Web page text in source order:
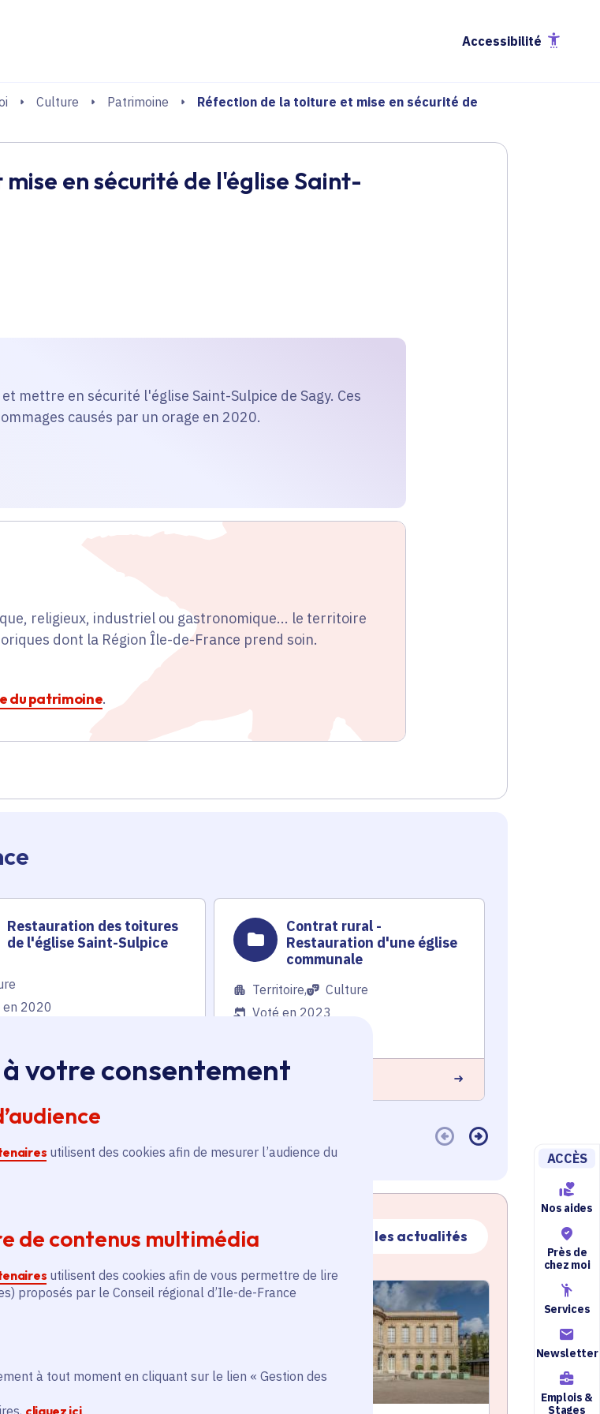
à votre consentement
utilisent des cookies afin de mesurer l’audience du
de contenus multimédia
utilisent des cookies afin de vous permettre de lire
proposés par le Conseil régional d’Ile-de-France
à tout moment en cliquant sur le lien « Gestion des
cliquez ici.
Accessibilité
Culture Patrimoine
Réfection de la toiture et mise en sécurité de
ACCÈS
Nos aides
Près de
chez moi
Services
Newsletter
Emplois &
Stages
en sécurité de l'église Saint-
mettre en sécurité l'église Saint-Sulpice de Sagy. Ces
causés par un orage en 2020.
religieux, industriel ou gastronomique... le territoire
dont la Région Île-de-France prend soin.
du patrimoine.
Restauration des toitures
de l'église Saint-Sulpice
en 2020
plus
Contrat rural -
Restauration d'une église
communale
Territoire,
Culture
Voté en 2023
En savoir plus
Toutes les actualités
active thématique active
Actualité